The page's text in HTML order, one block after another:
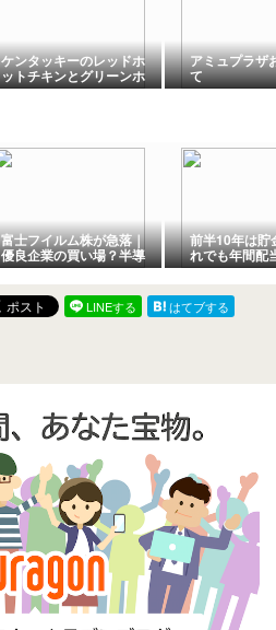
ケンタッキーのレッドホ
ットチキンとグリーンホ
ットウィングを食べ比べ
アミュプラザ
て
富士フイルム株が急落｜
優良企業の買い場？半導
体材料・増配・決算を分
析
前半10年は貯
れでも年間配
台まで積み上
資歴
LINEする
はてブする